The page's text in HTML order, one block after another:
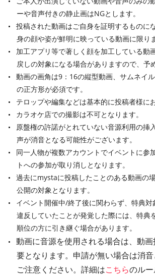
ーや音声付きの静止画はNGとします。
投稿された動画はご自身を証明するものに
身の顔や姿が鮮明に映っている動画に限りま
加工アプリ等で著しく顔を加工している動
戻しの対象になる場合がありますので、予
動画の画角は9：16の縦型動画、サムネイ
の正方形が必須です。
テロップや編集などは基本的に投稿者様に
カラオケ店での撮影は不可となります。
原盤権の許諾がとれていない音源利用の挿
声が消音となる可能性がございます。
同一人物が複数アカウントでイベントに参
トへの参加が取り消しとなります。
過去にmystaに投稿したことのある動画の
公開の対象となります。
イベント開催中/終了後に関わらず、特典対
違反していたことが発覚した際には、特典
順位の方に引き継ぐ場合があります。
動画に音源を使用される場合は、動
要となります。申請が無い場合は消音
ご注意ください。詳細はこちらのル